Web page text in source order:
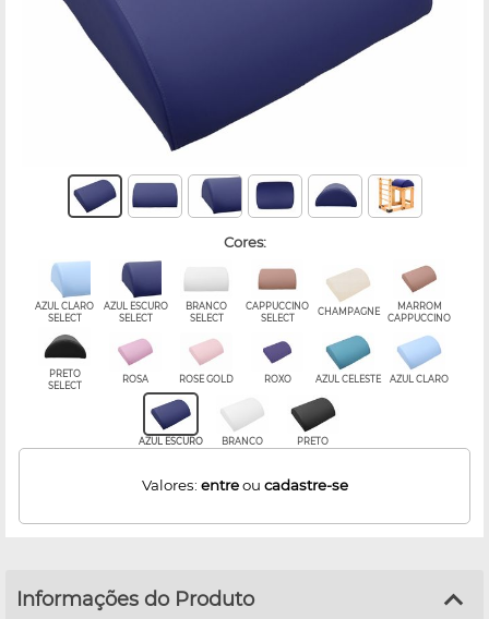
cores:
AZUL CLARO
SELECT
AZUL ESCURO
SELECT
BRANCO
SELECT
CAPPUCCINO
SELECT
CHAMPAGNE
MARROM
CAPPUCCINO
PRETO
SELECT
ROSA ROSE GOLD ROXO AZUL CELESTE AZUL CLARO
AZUL ESCURO BRANCO PRETO
Valores: entreou cadastre-se
Informações do Produto